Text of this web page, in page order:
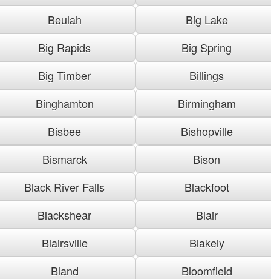
Beulah
Big Lake
Big Rapids
Big Spring
Big Timber
Billings
Binghamton
Birmingham
Bisbee
Bishopville
Bismarck
Bison
Black River Falls
Blackfoot
Blackshear
Blair
Blairsville
Blakely
Bland
Bloomfield